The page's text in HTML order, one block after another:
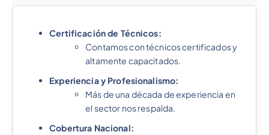
Certificación de Técnicos:
Contamos con técnicos certificados y
altamente capacitados.
Experiencia y Profesionalismo:
Más de una década de experiencia en
el sector nos respalda.
Cobertura Nacional: